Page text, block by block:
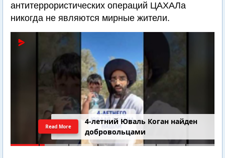
антитеррористических операций ЦАХАЛа
никогда не являются мирные жители.
4-летний Юваль Коган найден
добровольцами
Read More